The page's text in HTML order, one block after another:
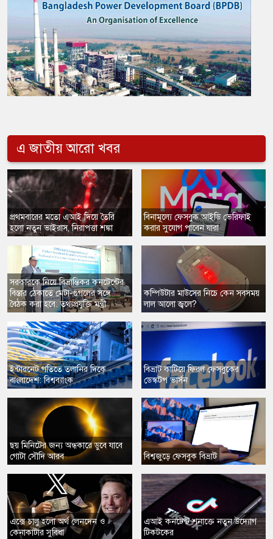
এ জাতীয় আরো খবর
প্রথমবারের মতো এআই দিয়ে তৈরি
হলো নতুন ভাইরাস, নিরাপত্তা শঙ্কা
সরকারকে নিয়ে বিভ্রান্তিকর কনটেন্টের
বিস্তার ঠেকাতে মেটা-গুগলের সঙ্গে
বৈঠক করা হবে: তথ্যপ্রযুক্তি মন্ত্রী
ইন্টারনেট গতিতে তলানির দিকে
বাংলাদেশ: বিশ্বব্যাংক
ছয় মিনিটের জন্য অন্ধকারে ডুবে যাবে
গোটা সৌদি আরব
​এক্সে চালু হলো অর্থ লেনদেন ও
কেনাকাটার সুবিধা
বিনামূল্যে ফেসবুক আইডি ভেরিফাই
করার সুযোগ পাবেন যারা
কম্পিউটার মাউসের নিচে কেন সবসময়
লাল আলো জ্বলে?
বিভ্রাট কাটিয়ে ফিরল ফেসবুকের
ডেস্কটপ ভার্সন
বিশ্বজুড়ে ফেসবুক বিভ্রাট
​এআই কনটেন্ট শনাক্তে নতুন উদ্যোগ
টিকটকের